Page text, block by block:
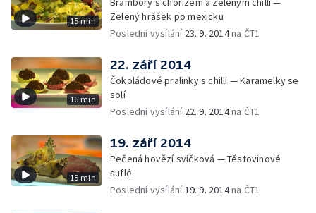
15 min
Zelený hrášek po mexicku
Poslední vysílání 23. 9. 2014na ČT1
16 min
22. září 2014
Čokoládové pralinky s chilli — Karamelky se
solí
Poslední vysílání 22. 9. 2014na ČT1
15 min
19. září 2014
Pečená hovězí svíčková — Těstovinové
suflé
Poslední vysílání19. 9. 2014na ČT1